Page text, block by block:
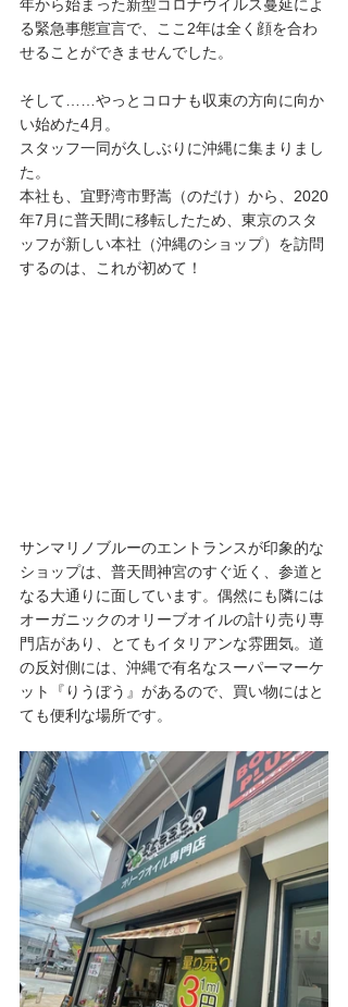
年から始まった新型コロナウイルス蔓延によ
る緊急事態宣言で、ここ2年は全く顔を合わ
せることができませんでした。
そして……やっとコロナも収束の方向に向か
い始めた4月。
スタッフ一同が久しぶりに沖縄に集まりまし
た。
本社も、宜野湾市野嵩（のだけ）から、2020
年7月に普天間に移転したため、東京のスタ
ッフが新しい本社（沖縄のショップ）を訪問
するのは、これが初めて！
サンマリノブルーのエントランスが印象的な
ショップは、普天間神宮のすぐ近く、参道と
なる大通りに面しています。偶然にも隣には
オーガニックのオリーブオイルの計り売り専
門店があり、とてもイタリアンな雰囲気。道
の反対側には、沖縄で有名なスーパーマーケ
ット『りうぼう』があるので、買い物にはと
ても便利な場所です。